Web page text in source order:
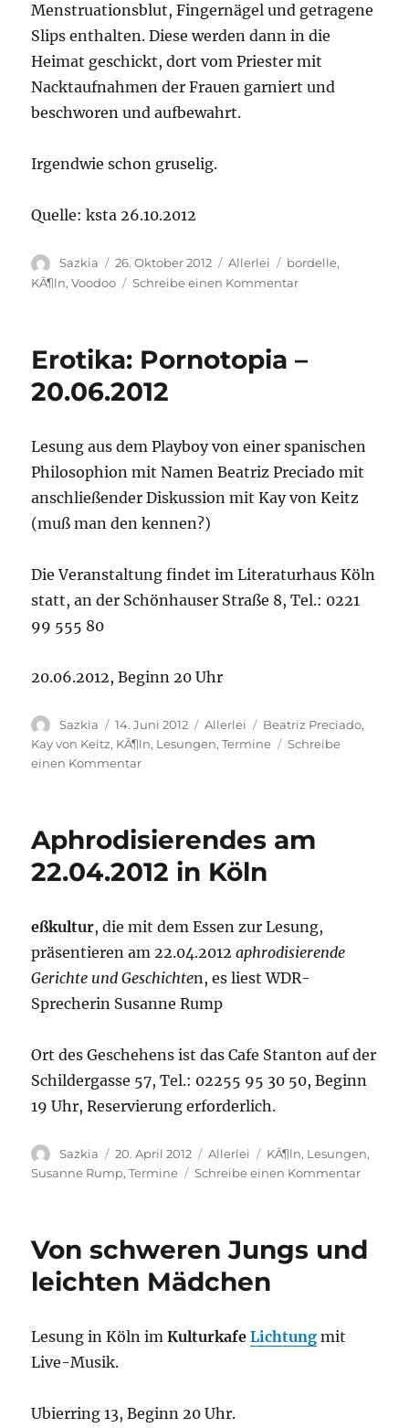
Menstruationsblut, Fingernägel und getragene
Slips enthalten. Diese werden dann in die
Heimat geschickt, dort vom Priester mit
Nacktaufnahmen der Frauen garniert und
beschworen und aufbewahrt.
Irgendwie schon gruselig.
Quelle: ksta 26.10.2012
Autor
Sazkia
Veröffentlicht
am
26. Oktober 2012 Kategorien
Allerlei Schlagwörter
bordelle,
KÃ¶ln,Voodoo Schreibe einen Kommentar
Bordellen
Erotika: Pornotopia –
20.06.2012
Lesung aus dem Playboy von einer spanischen
Philosophion mit Namen Beatriz Preciado mit
anschließender Diskussion mit Kay von Keitz
(muß man den kennen?)
Die Veranstaltung findet im Literaturhaus Köln
statt, an der Schönhauser Straße 8, Tel.: 0221
99 555 80
20.06.2012, Beginn 20 Uhr
Autor
Sazkia
Veröffentlicht
am
14. Juni 2012 Kategorien
Allerlei Schlagwörter
Beatriz Preciado,
Kay von Keitz, KÃ¶ln, Lesungen,Termine
Schreibe
einen Kommentar
20.06.2012
Aphrodisierendes am
22.04.2012 in Köln
eßkultur, die mit dem Essen zur Lesung,
präsentieren am 22.04.2012aphrodisierende
Gerichte und Geschichten, es liest WDR-
Sprecherin Susanne Rump
Ort des Geschehens ist das Cafe Stanton auf der
Schildergasse 57, Tel.: 02255 95 30 50, Beginn
19 Uhr, Reservierung erforderlich.
Autor
Sazkia
Veröffentlicht
am
20. April 2012 Kategorien
Allerlei Schlagwörter
KÃ¶ln, Lesungen,
Susanne Rump,Termine Schreibe einen Kommentar
in
Von schweren Jungs und
leichten Mädchen
Lesung in Köln imKulturkafeLichtung mit
Live-Musik.
Ubierring 13, Beginn 20 Uhr.